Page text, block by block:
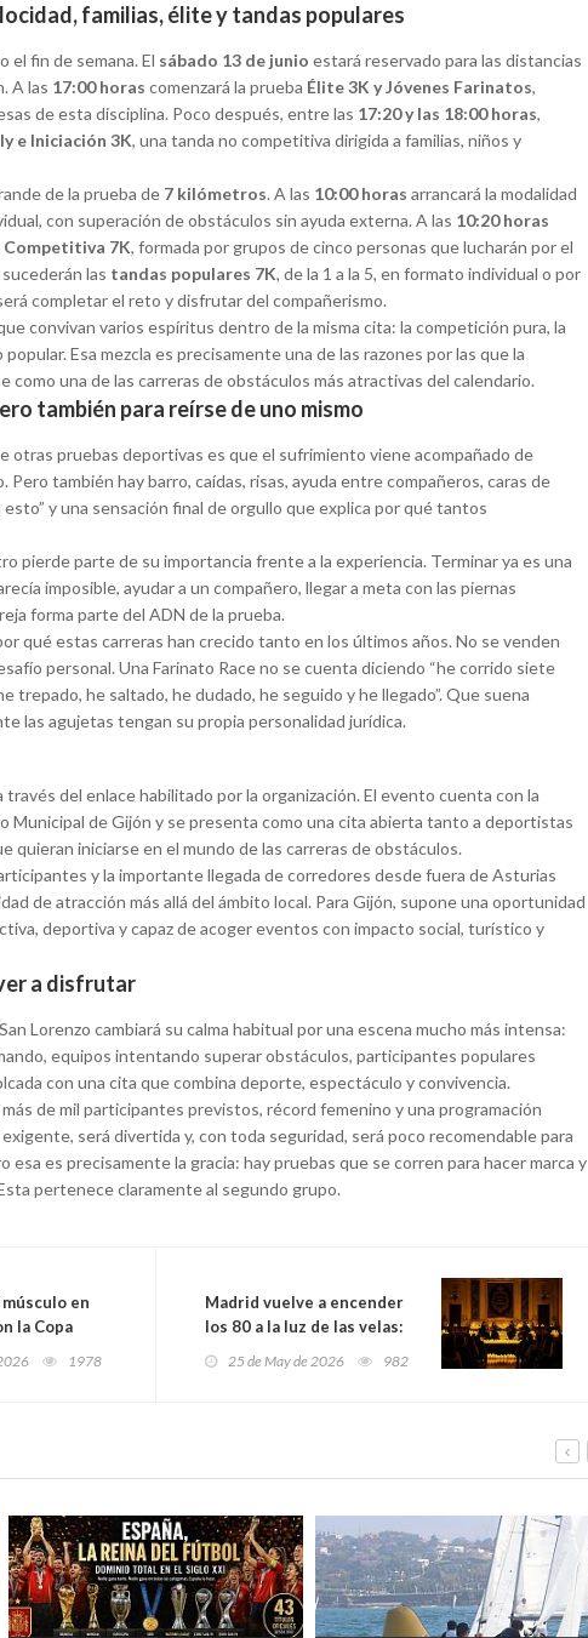
familias, élite y tandas populares
el fin de semana. El sábado 13 de junio estará reservado para las distancias
A las 17:00 horas comenzará la prueba Élite 3K y Jóvenes Farinatos,
de esta disciplina. Poco después, entre las 17:20 y las 18:00 horas,
e Iniciación 3K, una tanda no competitiva dirigida a familias, niños y
de la prueba de 7 kilómetros. A las 10:00 horas arrancará la modalidad
con superación de obstáculos sin ayuda externa. A las 10:20 horas
Competitiva 7K, formada por grupos de cinco personas que lucharán por el
sucederán las tandas populares 7K, de la 1 a la 5, en formato individual o por
completar el reto y disfrutar del compañerismo.
convivan varios espíritus dentro de la misma cita: la competición pura, la
Esa mezcla es precisamente una de las razones por las que la
como una de las carreras de obstáculos más atractivas del calendario.
también para reírse de uno mismo
otras pruebas deportivas es que el sufrimiento viene acompañado de
Pero también hay barro, caídas, risas, ayuda entre compañeros, caras de
esto” y una sensación final de orgullo que explica por qué tantos
pierde parte de su importancia frente a la experiencia. Terminar ya es una
imposible, ayudar a un compañero, llegar a meta con las piernas
forma parte del ADN de la prueba.
qué estas carreras han crecido tanto en los últimos años. No se venden
personal. Una Farinato Race no se cuenta diciendo “he corrido siete
trepado, he saltado, he dudado, he seguido y he llegado”. Que suena
las agujetas tengan su propia personalidad jurídica.
del enlace habilitado por la organización. El evento cuenta con la
Municipal de Gijón y se presenta como una cita abierta tanto a deportistas
quieran iniciarse en el mundo de las carreras de obstáculos.
y la importante llegada de corredores desde fuera de Asturias
de atracción más allá del ámbito local. Para Gijón, supone una oportunidad
deportiva y capaz de acoger eventos con impacto social, turístico y
a disfrutar
Lorenzo cambiará su calma habitual por una escena mucho más intensa:
equipos intentando superar obstáculos, participantes populares
con una cita que combina deporte, espectáculo y convivencia.
de mil participantes previstos, récord femenino y una programación
será divertida y, con toda seguridad, será poco recomendable para
esa es precisamente la gracia: hay pruebas que se corren para hacer marca y
pertenece claramente al segundo grupo.
en
la Copa
de
1978
Madrid vuelve a encender
los 80 a la luz de las velas:
una noche de Candlelight en
el Ateneo para viajar sin
25 de May de 2026 982